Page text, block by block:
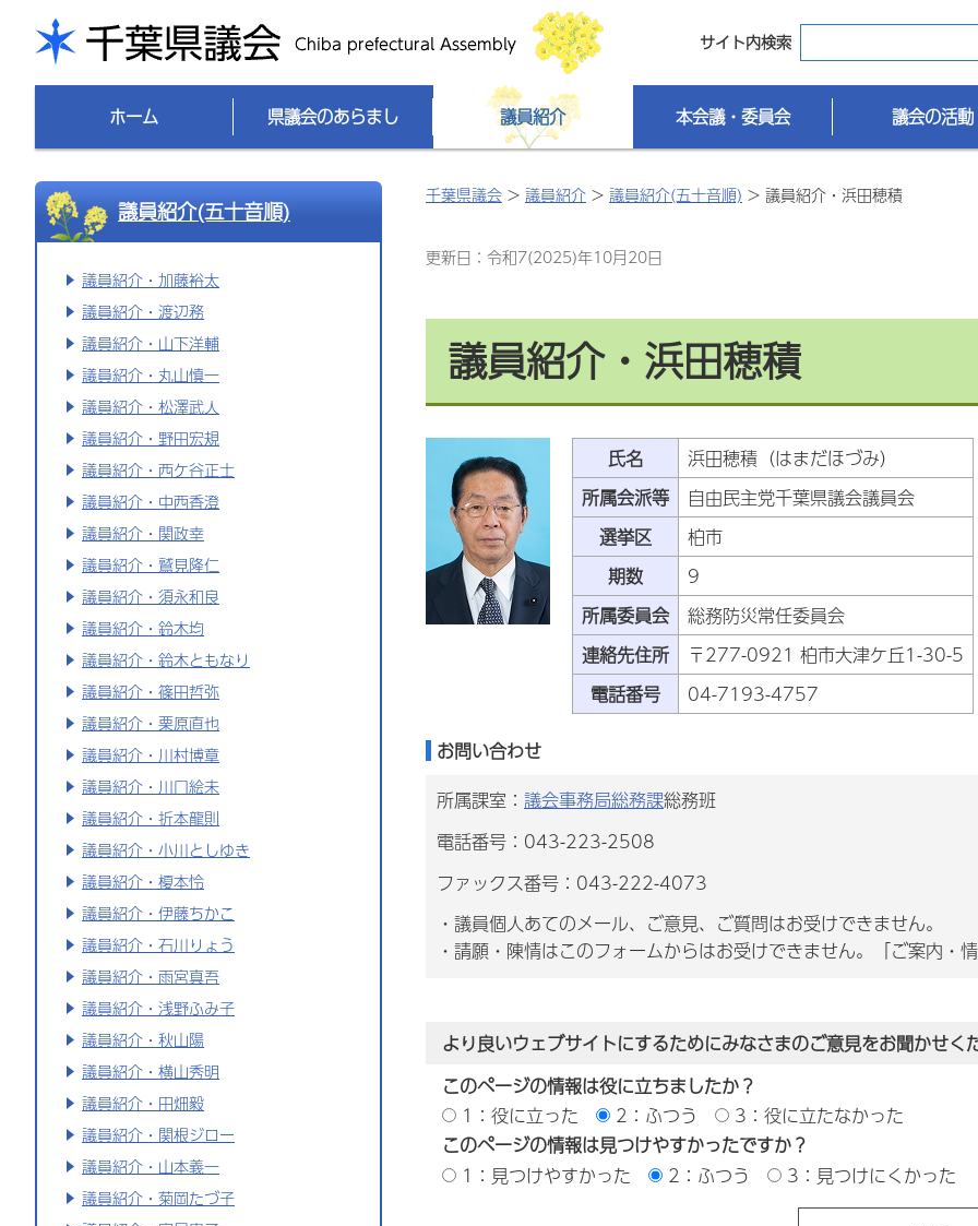
千葉県議会
サイト内検索
ホーム 県議会のあらまし 議員紹介 本会議・委員会 議会の活動
議員紹介(五十音順)
議員紹介・加藤裕太
議員紹介・渡辺務
議員紹介・山下洋輔
議員紹介・丸山慎一
議員紹介・松澤武人
議員紹介・野田宏規
議員紹介・西ケ谷正士
議員紹介・中西香澄
議員紹介・関政幸
議員紹介・鷲見隆仁
議員紹介・須永和良
議員紹介・鈴木均
議員紹介・鈴木ともなり
議員紹介・篠田哲弥
議員紹介・栗原直也
議員紹介・川村博章
議員紹介・川口絵未
議員紹介・折本龍則
議員紹介・小川としゆき
議員紹介・榎本怜
議員紹介・伊藤ちかこ
議員紹介・石川りょう
議員紹介・雨宮真吾
議員紹介・浅野ふみ子
議員紹介・秋山陽
議員紹介・横山秀明
議員紹介・田畑毅
議員紹介・関根ジロー
議員紹介・山本義一
議員紹介・菊岡たづ子
千葉県議会 > 議員紹介 > 議員紹介(五十音順) > 議員紹介・浜田穂積
更新日：令和7(2025)年10月20日
議員紹介・浜田穂積
氏名
浜田穂積（はまだほづみ）
所属会派等
自由民主党千葉県議会議員会
選挙区
柏市
期数
9
所属委員会
総務防災常任委員会
連絡先住所
〒277-0921 柏市大津ケ丘1-30-5
電話番号
04-7193-4757
お問い合わせ
所属課室： 議会事務局総務課総務班
電話番号：043-223-2508
ファックス番号：043-222-4073
・議員個人あてのメール、ご意見、ご質問はお受けできません。
・請願・陳情はこのフォームからはお受けできません。「ご案内
より良いウェブサイトにするためにみなさまのご意見をお聞かせく
このページの情報は役に立ちましたか？
1：役に立った
2：ふつう
3：役に立たなかった
このページの情報は見つけやすかったですか？
1：見つけやすかった
2：ふつう 3：見つけにくかった